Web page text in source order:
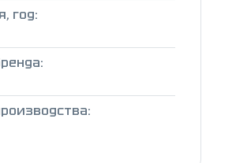
год: